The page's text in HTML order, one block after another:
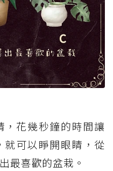
花幾秒鐘的時間讓
就可以睜開眼睛，從
最喜歡的盆栽。